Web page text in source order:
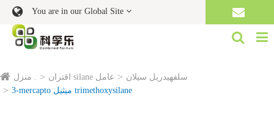
You are in our Global Site
منزل . اقتران silane عامل
سلفهيدريل سيلان
3-mercapto ميثيل trimethoxysilane